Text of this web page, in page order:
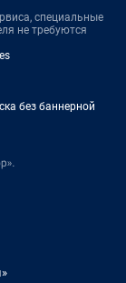
специальные
не требуются
без баннерной